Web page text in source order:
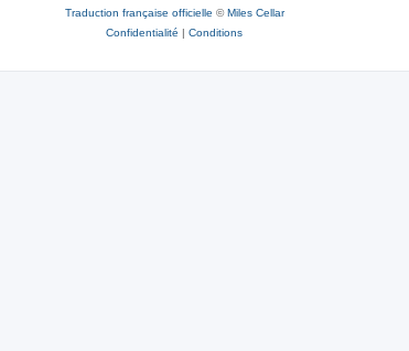
Traduction française officielle ©Miles Cellar
Confidentialité | Conditions